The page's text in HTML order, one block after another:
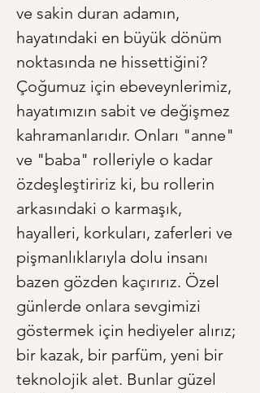
ve sakin duran adamın,
hayatındaki en büyük dönüm
noktasında ne hissettiğini?
Çoğumuz için ebeveynlerimiz,
hayatımızın sabit ve değişmez
kahramanlarıdır. Onları "anne"
ve "baba" rolleriyle o kadar
özdeşleştiririz ki, bu rollerin
arkasındaki o karmaşık,
hayalleri, korkuları, zaferleri ve
pişmanlıklarıyla dolu insanı
bazen gözden kaçırırız. Özel
günlerde onlara sevgimizi
göstermek için hediyeler alırız;
bir kazak, bir parfüm, yeni bir
teknolojik alet. Bunlar güzel